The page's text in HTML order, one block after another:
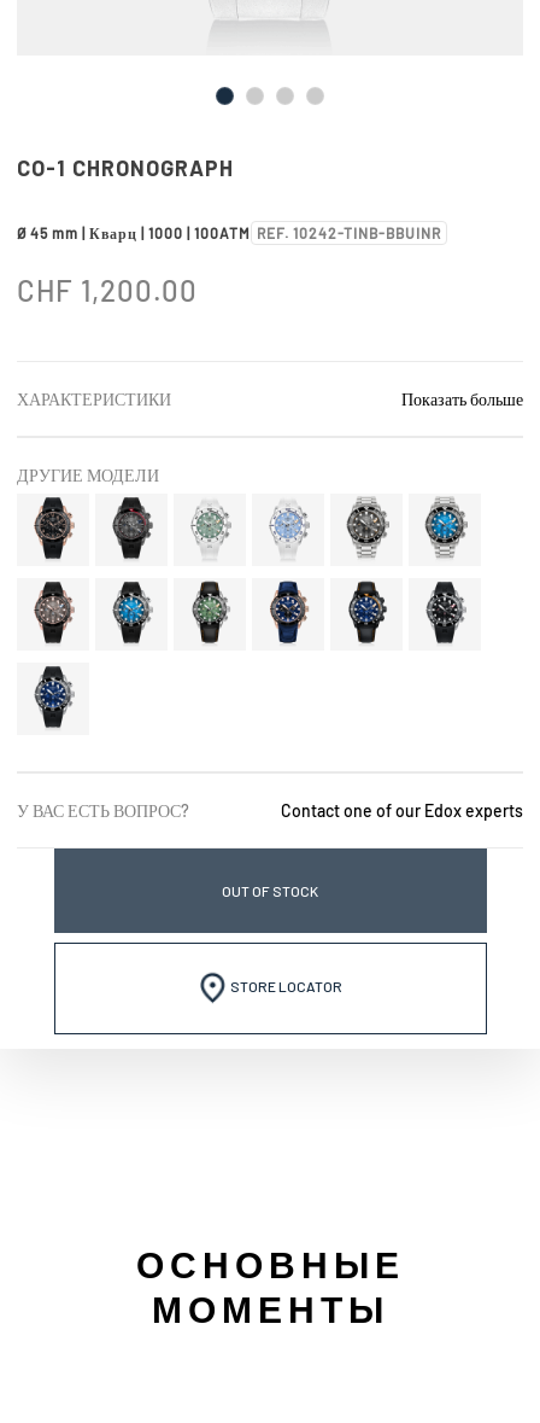
CO-1 CHRONOGRAPH
Ø 45 mm | Кварц | 1000 | 100ATM REF. 10242-TINB-BBUINR
CHF 1,200.00
ХАРАКТЕРИСТИКИ Показать больше
ДРУГИЕ МОДЕЛИ
У ВАС ЕСТЬ ВОПРОС? Contact one of our Edox experts
OUT OF STOCK
STORE LOCATOR
ОСНОВНЫЕ
МОМЕНТЫ